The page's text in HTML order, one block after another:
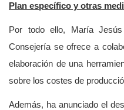
Plan específico y otras
Por todo ello, María
Consejería se ofrece a
elaboración de una
sobre los costes de
Además, ha anunciado el